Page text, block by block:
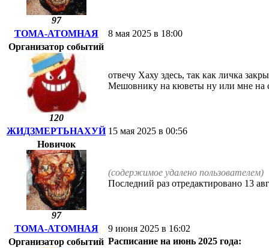
97
ТОМА-АТОМНАЯ
8 мая 2025 в 18:00
Организатор событий
120
отвечу Хаху здесь, так как личка
Мешовнику на кюветы ну или мне на
ЖИДЗМЕРТЬНАХУЙ 15 мая 2025 в 00:56
Новичок
97
(содержимое удалено пользователем)
Последний раз отредактировано 13
ТОМА-АТОМНАЯ
9 июня 2025 в 16:02
Организатор событий Расписание на июнь 2025 года: